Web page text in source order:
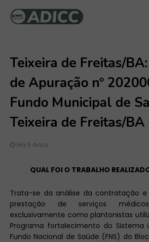
Teixeira de Freitas/
de Apuração nº
Fundo Municipal de
Teixeira de Freitas/BA
Há 5 Anos
QUAL FOI O TRABALHO
Trata-se da análise da contratação
prestação de serviços médicos
exclusivamente como plantonistas
Programa fortalecimento do Sistema
Fundo Nacional de Saúde (FNS) do